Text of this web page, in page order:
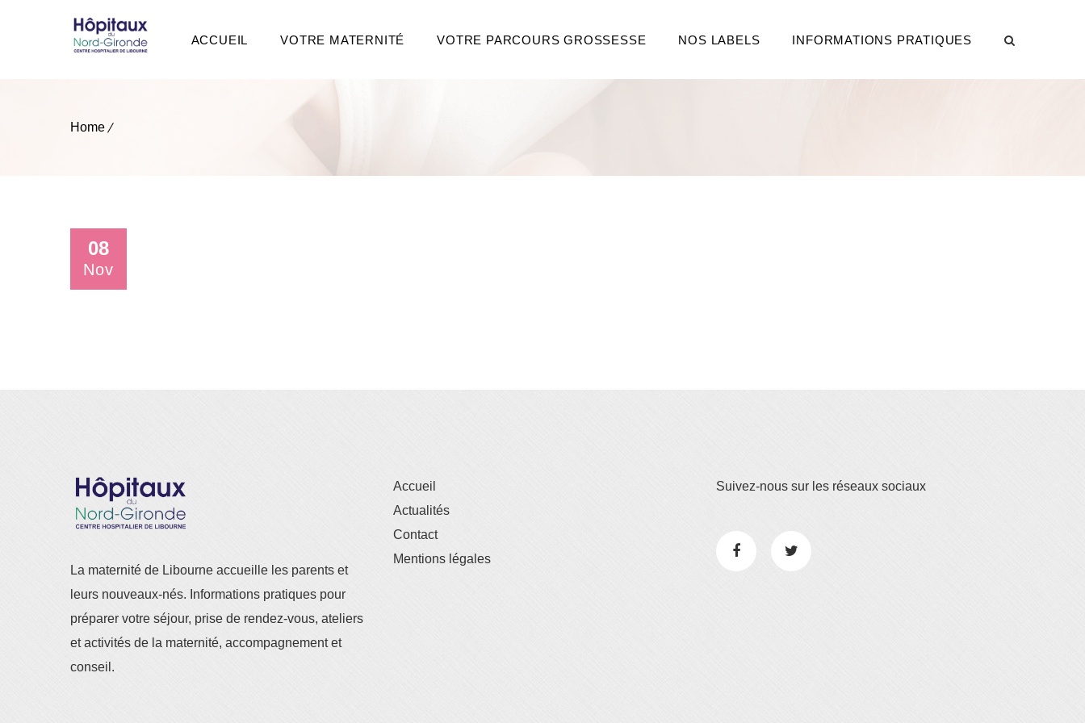
ACCUEIL VOTRE MATERNITÉ VOTRE PARCOURS GROSSESSE NOS LABELS INFORMATIONS PRATIQUES
Home
08
Nov
La maternité de Libourne accueille les parents et
leurs nouveaux-nés. Informations pratiques pour
préparer votre séjour, prise de rendez-vous, ateliers
et activités de la maternité, accompagnement et
conseil.
Accueil
Actualités
Contact
Mentions légales
Suivez-nous sur les réseaux sociaux